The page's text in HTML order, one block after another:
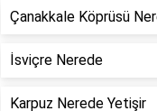
Çanakkale Köprüsü
İsviçre Nerede
Karpuz Nerede Yetişir